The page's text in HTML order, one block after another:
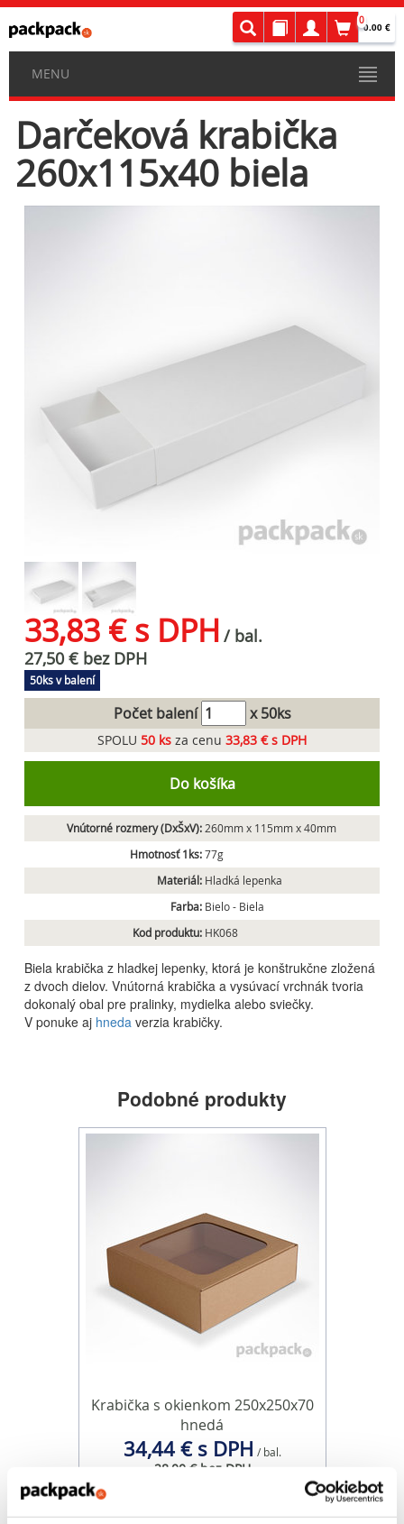
0
0.00 €
MENU
Darčeková krabička
260x115x40 biela
33,83 € s DPH / bal.
27,50 € bez DPH
50ks v balení
Počet balení x 50ks
SPOLU 50 ks za cenu 33,83 € s DPH
Do košíka
Vnútorné rozmery (DxŠxV): 260mm x 115mm x 40mm
Hmotnosť 1ks:77g
Materiál: Hladká lepenka
Farba: Bielo - Biela
Kod produktu: HK068
Biela krabička z hladkej lepenky, ktorá je konštrukčne zložená
z dvoch dielov. Vnútorná krabička a vysúvací vrchnák tvoria
dokonalý obal pre pralinky, mydielka alebo sviečky.
V ponuke aj hneda verzia krabičky.
Podobné produkty
Krabička s okienkom 250x250x70
hnedá
34,44 € s DPH / bal.
28,00 € bez DPH